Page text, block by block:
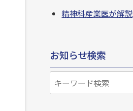
精神科産業医が解説
お知らせ検索
お
知